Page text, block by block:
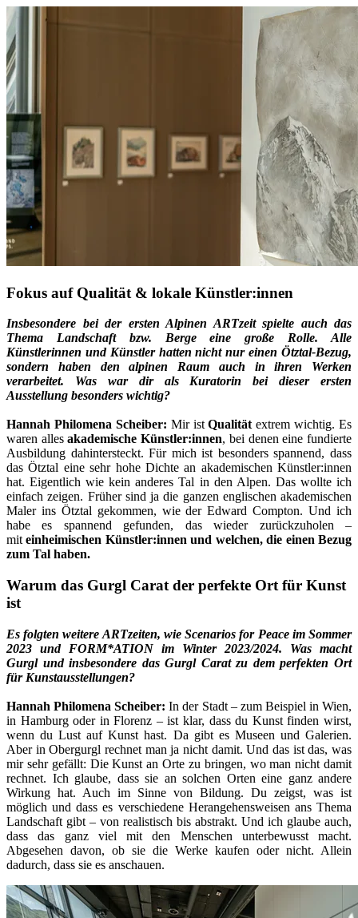
Fokus auf Qualität & lokale Künstler:innen
Insbesondere bei der ersten Alpinen ARTzeit spielte auch das
Thema Landschaft bzw. Berge eine große Rolle. Alle
Künstlerinnen und Künstler hatten nicht nur einen Ötztal-Bezug,
sondern haben den alpinen Raum auch in ihren Werken
verarbeitet. Was war dir als Kuratorin bei dieser ersten
Ausstellung besonders wichtig?
Hannah Philomena Scheiber: Mir istQualität extrem wichtig. Es
waren allesakademische Künstler:innen, bei denen eine fundierte
Ausbildung dahintersteckt. Für mich ist besonders spannend, dass
das Ötztal eine sehr hohe Dichte an akademischen Künstler:innen
hat. Eigentlich wie kein anderes Tal in den Alpen. Das wollte ich
einfach zeigen. Früher sind ja die ganzen englischen akademischen
Maler ins Ötztal gekommen, wie der Edward Compton. Und ich
habe es spannend gefunden, das wieder zurückzuholen –
miteinheimischen Künstler:innen und welchen, die einen Bezug
zum Tal haben.
Warum das Gurgl Carat der perfekte Ort für Kunst
ist
Es folgten weitere ARTzeiten, wie Scenarios for Peace im Sommer
2023 und FORM*ATION im Winter 2023/2024. Was macht
Gurgl und insbesondere das Gurgl Carat zu dem perfekten Ort
für Kunstausstellungen?
Hannah Philomena Scheiber:In der Stadt – zum Beispiel in Wien,
in Hamburg oder in Florenz – ist klar, dass du Kunst finden wirst,
wenn du Lust auf Kunst hast. Da gibt es Museen und Galerien.
Aber in Obergurgl rechnet man ja nicht damit. Und das ist das, was
mir sehr gefällt: Die Kunst an Orte zu bringen, wo man nicht damit
rechnet. Ich glaube, dass sie an solchen Orten eine ganz andere
Wirkung hat. Auch im Sinne von Bildung. Du zeigst, was ist
möglich und dass es verschiedene Herangehensweisen ans Thema
Landschaft gibt – von realistisch bis abstrakt. Und ich glaube auch,
dass das ganz viel mit den Menschen unterbewusst macht.
Abgesehen davon, ob sie die Werke kaufen oder nicht. Allein
dadurch, dass sie es anschauen.